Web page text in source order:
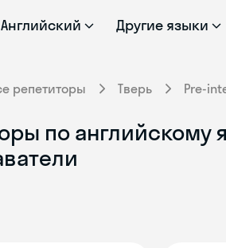
Английский Другие языки
репетиторы Тверь Pre-
по английскому